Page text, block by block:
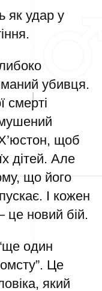
як удар у
убивця.
смерті
щоб
дітей. Але
що його
І кожен
це новий бій.
один
Це
який